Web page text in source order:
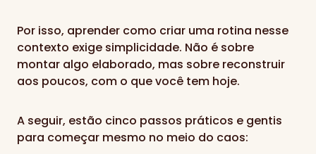
Por isso, aprender como criar uma rotina nesse
contexto exige simplicidade. Não é sobre
montar algo elaborado, mas sobre reconstruir
aos poucos, com o que você tem hoje.
A seguir, estão cinco passos práticos e gentis
para começar mesmo no meio do caos: